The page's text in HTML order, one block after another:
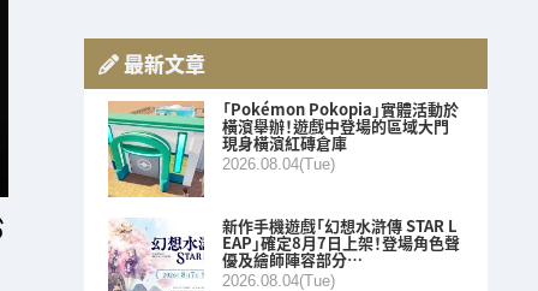
最新文章
「Pokémon Pokopia」實體活動於
橫濱舉辦！遊戲中登場的區域大門
現身橫濱紅磚倉庫
2026.08.04(Tue)
新作手機遊戲「幻想水滸傳 STAR L
EAP」確定8月7日上架！登場角色聲
優及繪師陣容部分…
2026.08.04(Tue)